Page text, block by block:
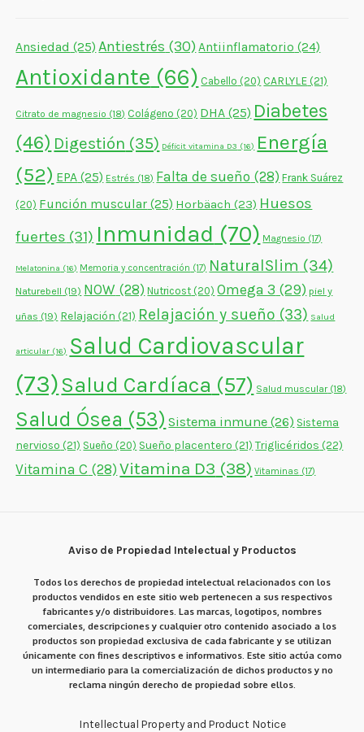
Ansiedad (25) Antiestrés (30)Antiinflamatorio (24)
Antioxidante (66) Cabello (20) CARLYLE(21)
Citrato de magnesio (18) Colágeno (20) DHA (25) Diabetes
(46) Digestión (35) Déficit vitamina D3 (16) Energía
(52) EPA (25) Estrés (18) Falta de sueño (28) Frank Suárez
(20) Función muscular (25) Horbäach (23) Huesos
fuertes (31) Inmunidad (70) Magnesio (17)
Melatonina (16) Memoria y concentración (17) NaturalSlim (34)
Naturebell (19) NOW (28) Nutricost (20) Omega 3 (29) piel y
uñas (19) Relajación (21) Relajación y sueño (33) Salud
articular (16) Salud Cardiovascular
(73)Salud Cardíaca (57) Salud muscular(18)
Salud Ósea (53) Sistema inmune (26) Sistema
nervioso (21) Sueño (20) Sueño placentero (21) Triglicéridos (22)
Vitamina C (28) Vitamina D3 (38) Vitaminas (17)
Aviso de Propiedad Intelectual y Productos
Todos los derechos de propiedad intelectual relacionados con los
productos vendidos en este sitio web pertenecen a sus respectivos
fabricantes y/o distribuidores. Las marcas, logotipos, nombres
comerciales, descripciones y cualquier otro contenido asociado a los
productos son propiedad exclusiva de cada fabricante y se utilizan
únicamente con fines descriptivos e informativos. Este sitio actúa como
un intermediario para la comercialización de dichos productos y no
reclama ningún derecho de propiedad sobre ellos.
Intellectual Property and Product Notice